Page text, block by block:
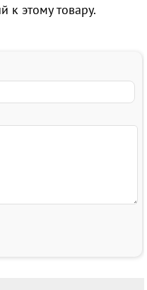
к этому товару.